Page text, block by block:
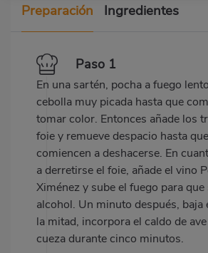
Preparación Ingredientes
Paso 1
En una sartén, pocha a fuego
cebolla muy picada hasta que
tomar color. Entonces añade los
foie y remueve despacio hasta que
comiencen a deshacerse. En
a derretirse el foie, añade el vino
Ximénez y sube el fuego para que
alcohol. Un minuto después, baja
la mitad, incorpora el caldo de
cueza durante cinco minutos.